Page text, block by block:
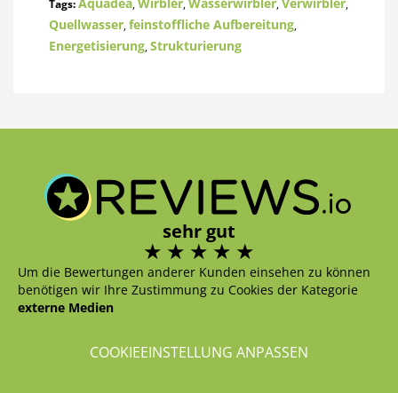
Tags: , , , ,
Quellwasser,feinstoffliche Aufbereitung,
Energetisierung,Strukturierung
sehr gut
Um die Bewertungen anderer Kunden einsehen zu können
benötigen wir Ihre Zustimmung zu Cookies der Kategorie
externe Medien
COOKIEEINSTELLUNG ANPASSEN